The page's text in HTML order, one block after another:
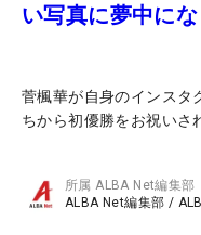
い写真に夢中に
菅楓華が自身のインスタ
ちから初優勝をお祝いさ
所属ALBA Net編集部
ALBA Net編集部 /